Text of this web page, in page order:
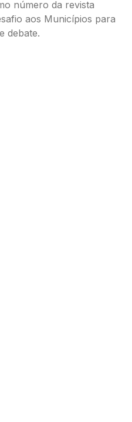
número da revista
aos Municípios para
debate.